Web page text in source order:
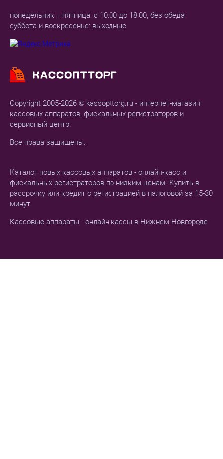
Copyright 2005-2026 © kassopttorg.ru - интернет-магазин
кассовых аппаратов, фискальных регистраторов и
сервисный центр.
Все права защищены.
Каталог новых кассовых аппаратов - онлайн-касс и
фискальных регистраторов по низким ценам. Купить в
рассрочку или кредит с регистрацией в налоговой за 15-30
минут.
Кассовые аппараты - онлайн кассы в Нижнем Новгороде
понедельник – пятница: с 10:00 до 18:00, без обеда
суббота и воскресенье: выходные